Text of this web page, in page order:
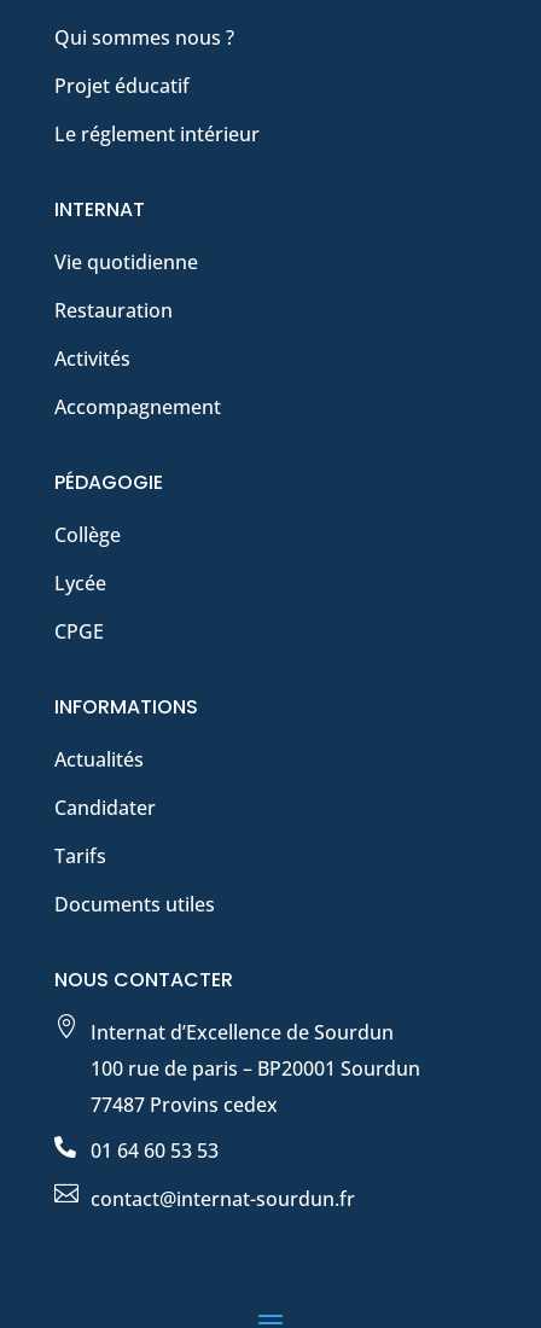
Qui sommes nous ?
Projet éducatif
Le réglement intérieur
INTERNAT
Vie quotidienne
Restauration
Activités
Accompagnement
PÉDAGOGIE
Collège
Lycée
CPGE
INFORMATIONS
Actualités
Candidater
Tarifs
Documents utiles
NOUS CONTACTER

Internat d’Excellence de Sourdun
100 rue de paris – BP20001 Sourdun
77487 Provins cedex
 01 64 60 53 53
 contact@internat-sourdun.fr